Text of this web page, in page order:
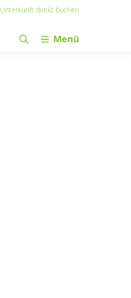
Unterkunft direkt buchen
Menü